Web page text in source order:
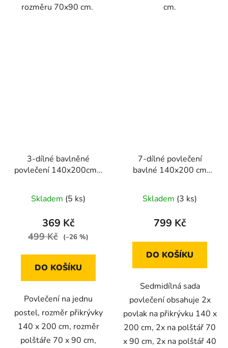
rozměru 70x90 cm.
cm.
3-dílné bavlněné
povlečení 140x200cm -
Skladem (5 ks)
369 Kč
499 Kč (–26 %)
DO KOŠÍKU
Povlečení na jednu
postel, rozměr přikrývky
140 x 200 cm, rozměr
polštáře 70 x 90 cm,
7-dílné povlečení
bavlné 140x200 cm
srdíčky
Skladem (3 ks)
799 Kč
DO KOŠÍKU
Sedmidílná sada
povlečení obsahuje 2x
povlak na přikrývku 140 x
200 cm, 2x na polštář 70
x 90 cm, 2x na polštář 40